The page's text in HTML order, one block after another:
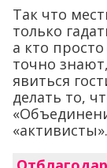
Так что
только
а кто
точно
явиться
делать то,
«активисты».